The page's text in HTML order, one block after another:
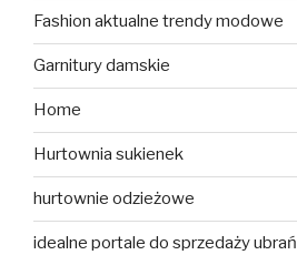
Fashion aktualne trendy modowe
Garnitury damskie
Home
Hurtownia sukienek
hurtownie odzieżowe
idealne portale do sprzedaży ubrań